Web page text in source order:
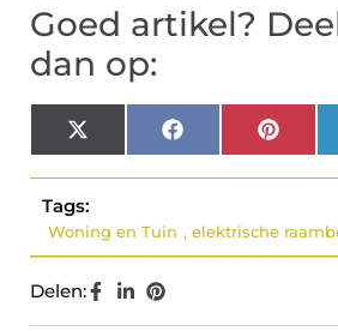
Goed artikel?
dan op:
X
(Twitter)
Facebook
Tags:
Woning en Tuin , elektrische
Delen: